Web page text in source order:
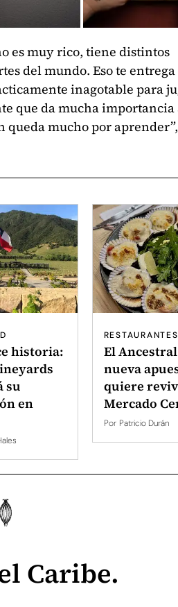
es muy rico, tiene distintos
del mundo. Eso te
inagotable para
que da mucha importancia
mucho por
historia:
su
en
RESTAURANTES
El
nueva
quiere
Mercado
Por Patricio Durán
Caribe.